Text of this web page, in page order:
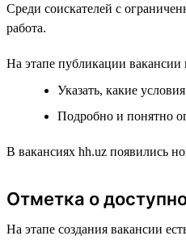
Среди соискателей с
работа.
На этапе публикации вакансии
Указать, какие
Подробно и понятно
В вакансиях hh.uz появились
Отметка о
На этапе создания вакансии